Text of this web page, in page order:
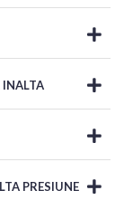
INALTA
PRESIUNE